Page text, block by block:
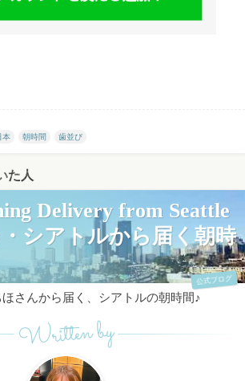
本 朝時間 歯並び
た人
Delivery from Seattle
シアトルから届く朝時
公式ブログ
さんから届く、シアトルの朝時間♪
Written by